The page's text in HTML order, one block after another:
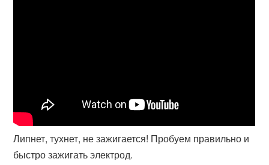
Липнет, тухнет, не зажигается! Пробуем правильно и
быстро зажигать электрод.